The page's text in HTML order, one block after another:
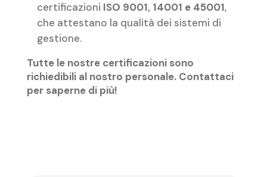
certificazioni ISO 9001, 14001 e 45001,
che attestano la qualità dei sistemi di
gestione.
Tutte le nostre certificazioni sono
richiedibili al nostro personale. Contattaci
per saperne di più!